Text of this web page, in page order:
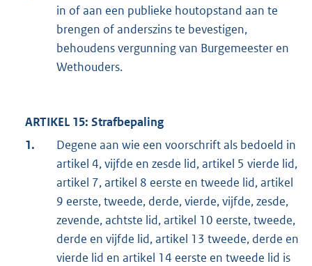
in of aan een publieke houtopstand aan te
brengen of anderszins te bevestigen,
behoudens vergunning van Burgemeester en
Wethouders.
ARTIKEL 15: Strafbepaling
1.
Degene aan wie een voorschrift als bedoeld in
artikel 4, vijfde en zesde lid, artikel 5 vierde lid,
artikel 7, artikel 8 eerste en tweede lid, artikel
9 eerste, tweede, derde, vierde, vijfde, zesde,
zevende, achtste lid, artikel 10 eerste, tweede,
derde en vijfde lid, artikel 13 tweede, derde en
vierde lid en artikel 14 eerste en tweede lid is